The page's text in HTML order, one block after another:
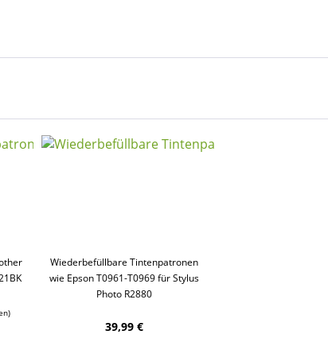
Wiederbefüllbare Tintenpatronen
wie Epson T0961-T0969 für Stylus
Photo R2880
39,99 €